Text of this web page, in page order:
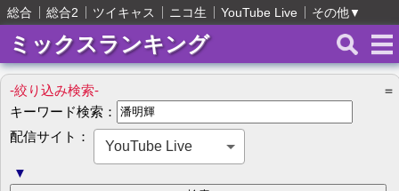
総合 総合2 ツイキャス ニコ生 YouTube Live その他▼
ミックスランキング
-絞り込み検索-
＝
キーワード検索：
配信サイト：
YouTube Live
▼